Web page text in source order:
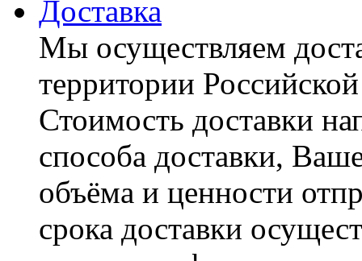
Доставка
Мы осуществляем
территории
Стоимость доставки
способа доставки,
объёма и ценности
срока доставки